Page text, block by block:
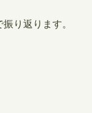
り返ります。